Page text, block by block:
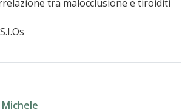
tra malocclusione e tiroiditi